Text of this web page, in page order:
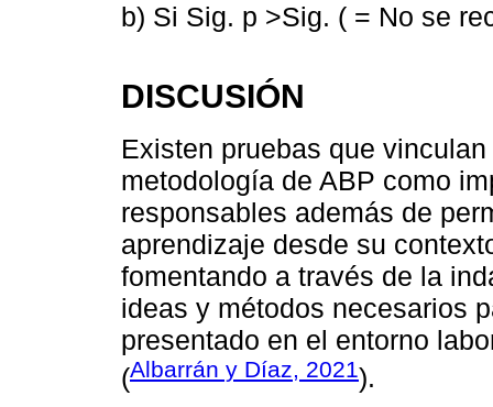
b) Si Sig. p >Sig. ( = No se
DISCUSIÓN
Existen pruebas que
metodología de ABP como
responsables además de
aprendizaje desde su
fomentando a través de la
ideas y métodos necesarios
presentado en el entorno
(Albarrán y Díaz, 2021).